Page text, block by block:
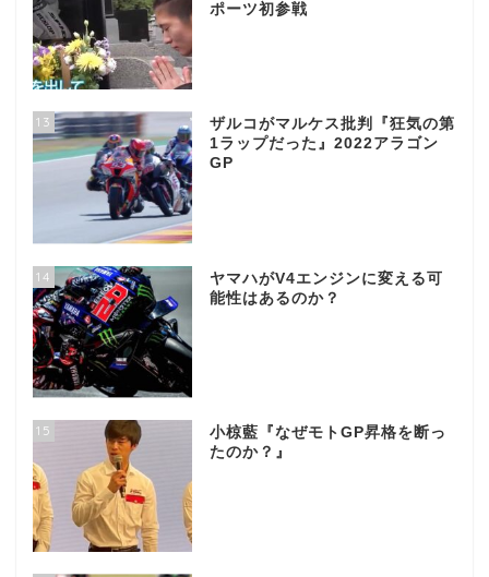
ポーツ初参戦
13
ザルコがマルケス批判『狂気の第
1ラップだった』2022アラゴン
GP
14
ヤマハがV4エンジンに変える可
能性はあるのか？
15
小椋藍『なぜモトGP昇格を断っ
たのか？』